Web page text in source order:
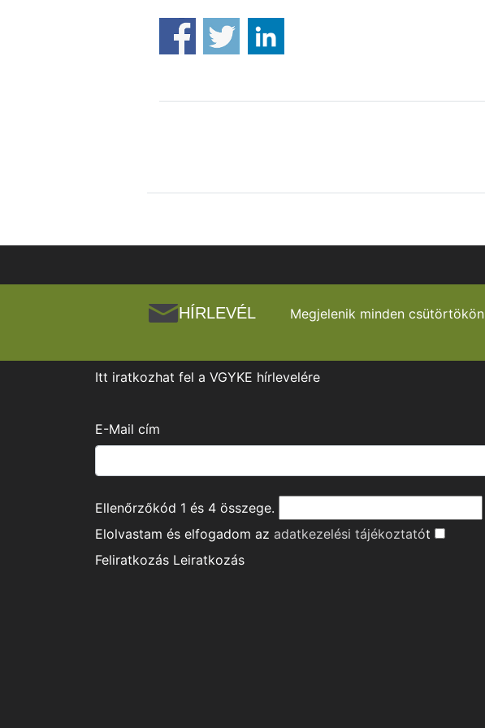
HÍRLEVÉL Megjelenik minden csütörtökön
Itt iratkozhat fel a VGYKE hírlevelére
E-Mail cím
Ellenőrzőkód 1 és 4 összege.
Elolvastam és elfogadom az adatkezelési tájékoztatót
Feliratkozás Leiratkozás